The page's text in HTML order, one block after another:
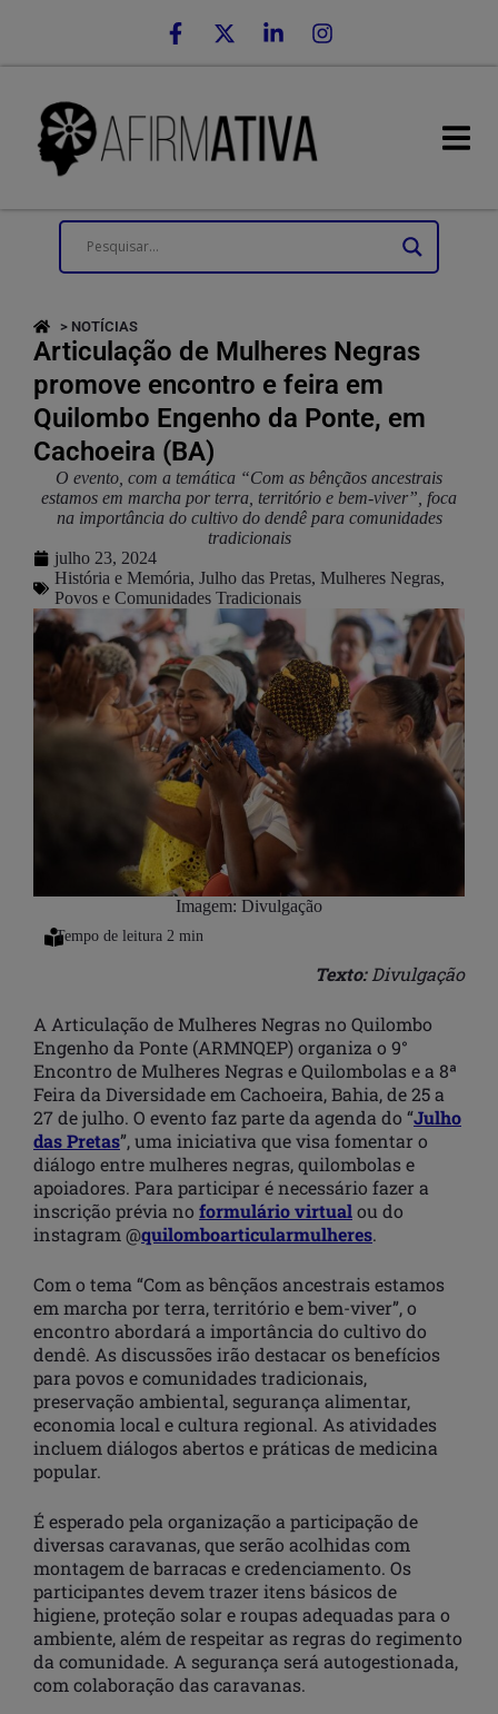
> NOTÍCIAS
Articulação de Mulheres Negras
promove encontro e feira em
Quilombo Engenho da Ponte, em
Cachoeira (BA)
O evento, com a temática “Com as bênçãos ancestrais
estamos em marcha por terra, território e bem-viver”, foca
na importância do cultivo do dendê para comunidades
tradicionais
julho 23, 2024
História e Memória, Julho das Pretas, Mulheres Negras,
Povos e Comunidades Tradicionais
Imagem: Divulgação
Texto: Divulgação
A Articulação de Mulheres Negras no Quilombo
Engenho da Ponte (ARMNQEP) organiza o 9°
Encontro de Mulheres Negras e Quilombolas e a 8ª
Feira da Diversidade em Cachoeira, Bahia, de 25 a
27 de julho. O evento faz parte da agenda do “Julho
das Pretas”, uma iniciativa que visa fomentar o
diálogo entre mulheres negras, quilombolas e
apoiadores. Para participar é necessário fazer a
inscrição prévia no formulário virtualou do
instagram @quilomboarticularmulheres.
Com o tema “Com as bênçãos ancestrais estamos
em marcha por terra, território e bem-viver”, o
encontro abordará a importância do cultivo do
dendê. As discussões irão destacar os benefícios
para povos e comunidades tradicionais,
preservação ambiental, segurança alimentar,
economia local e cultura regional. As atividades
incluem diálogos abertos e práticas de medicina
popular.
É esperado pela organização a participação de
diversas caravanas, que serão acolhidas com
montagem de barracas e credenciamento. Os
participantes devem trazer itens básicos de
higiene, proteção solar e roupas adequadas para o
ambiente, além de respeitar as regras do regimento
da comunidade. A segurança será autogestionada,
com colaboração das caravanas.